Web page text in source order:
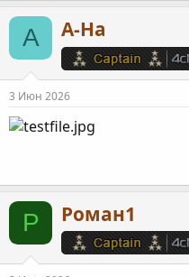
A A-Ha
3 Июн 2026
Р Роман1